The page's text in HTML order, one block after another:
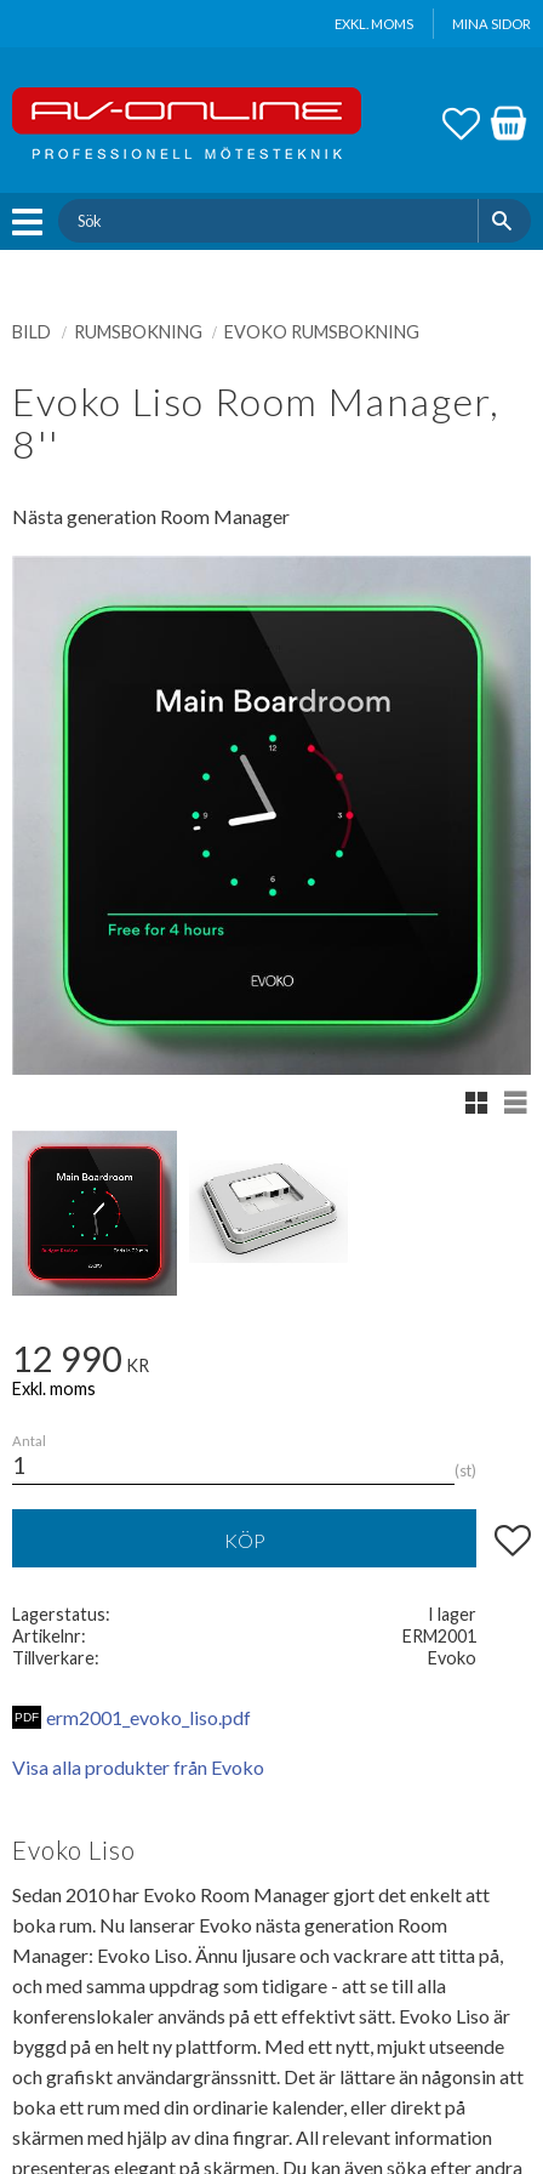
EXKL. MOMS MINA SIDOR
BILD RUMSBOKNING EVOKO RUMSBOKNING
Evoko Liso Room Manager,
8''
Nästa generation Room Manager
12 990 KR
Antal
st
KÖP Lägg
Lagerstatus
I lager
Artikelnr
ERM2001
Tillverkare
Evoko
erm2001_evoko_liso.pdf
Visa alla produkter från Evoko
Evoko Liso
Sedan 2010 har Evoko Room Manager gjort det enkelt att
boka rum. Nu lanserar Evoko nästa generation Room
Manager: Evoko Liso. Ännu ljusare och vackrare att titta på,
och med samma uppdrag som tidigare - att se till alla
konferenslokaler används på ett effektivt sätt. Evoko Liso är
byggd på en helt ny plattform. Med ett nytt, mjukt utseende
och grafiskt användargränssnitt. Det är lättare än någonsin att
boka ett rum med din ordinarie kalender, eller direkt på
skärmen med hjälp av dina fingrar. All relevant information
presenteras elegant på skärmen. Du kan även söka efter andra